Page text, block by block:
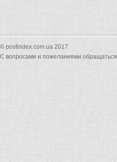
© postindex.com.ua 2017
С вопросами и пожеланиями обращаться